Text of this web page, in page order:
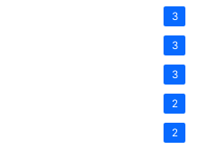
3
3
3
2
2